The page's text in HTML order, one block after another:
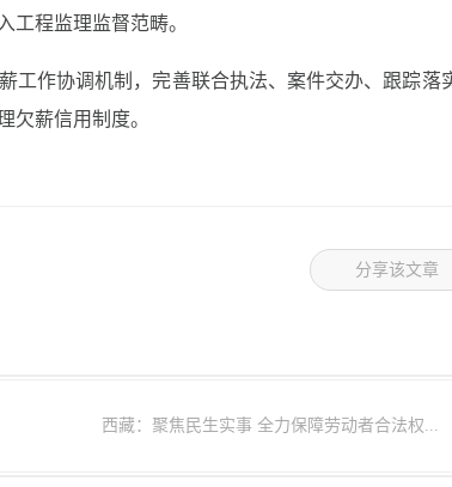
工程监理监督范畴。
作协调机制，完善联合执法、案件交办、跟踪落
欠薪信用制度。
分享该文章
西藏：聚焦民生实事 全力保障劳动者合法权...